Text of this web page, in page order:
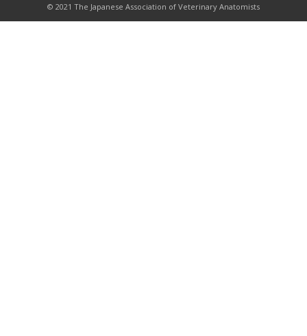
© 2021 The Japanese Association of Veterinary Anatomists